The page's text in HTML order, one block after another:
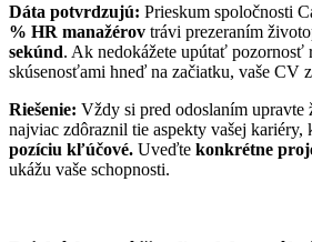
Dáta potvrdzujú: Prieskum spoločnosti
% HR manažérov trávi prezeraním
sekúnd. Ak nedokážete upútať pozornosť
skúsenosťami hneď na začiatku, vaše CV
Riešenie: Vždy si pred odoslaním upravte
najviac zdôraznil tie aspekty vašej kariéry,
pozíciu kľúčové. Uveďte konkrétne
ukážu vaše schopnosti.